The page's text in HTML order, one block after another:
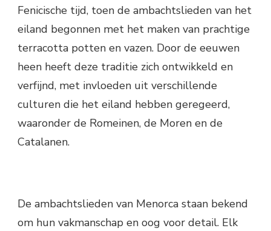
Fenicische tijd, toen de ambachtslieden van het
eiland begonnen met het maken van prachtige
terracotta potten en vazen. Door de eeuwen
heen heeft deze traditie zich ontwikkeld en
verfijnd, met invloeden uit verschillende
culturen die het eiland hebben geregeerd,
waaronder de Romeinen, de Moren en de
Catalanen.
De ambachtslieden van Menorca staan bekend
om hun vakmanschap en oog voor detail. Elk